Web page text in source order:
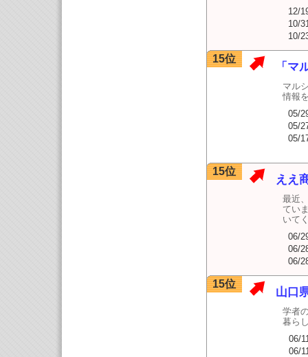
12/
10/
10/
15位
「マ
マル
情報
05/
05/
05/
15位
ええ
最近
てい
いて
06/
06/
06/
15位
山口
学者
暮ら
06/
06/